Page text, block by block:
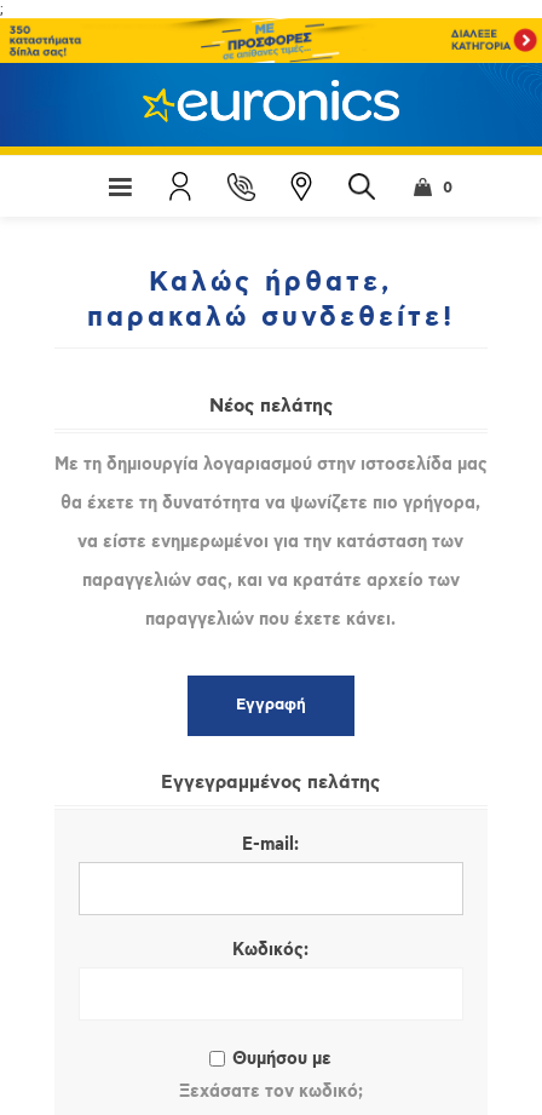
;
0
Καλώς ήρθατε,
παρακαλώ συνδεθείτε!
Νέος πελάτης
Με τη δημιουργία λογαριασμού στην ιστοσελίδα μας
θα έχετε τη δυνατότητα να ψωνίζετε πιο γρήγορα,
να είστε ενημερωμένοι για την κατάσταση των
παραγγελιών σας, και να κρατάτε αρχείο των
παραγγελιών που έχετε κάνει.
Εγγεγραμμένος πελάτης
E-mail:
Κωδικός:
Θυμήσου με
Ξεχάσατε τον κωδικό;